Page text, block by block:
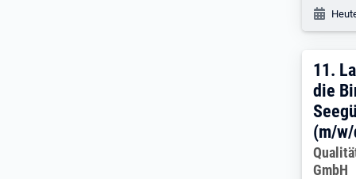
11.
11.
die
(m/
GmbH